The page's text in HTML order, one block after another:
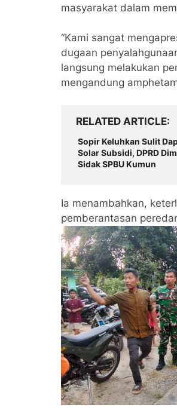
masyarakat dalam
“Kami sangat
dugaan
langsung melakukan
mengandung
RELATED ARTICLE
Sopir Keluhkan Sulit
Solar Subsidi, DPRD
Sidak SPBU Kumun
Ia menambahkan,
pemberantasan